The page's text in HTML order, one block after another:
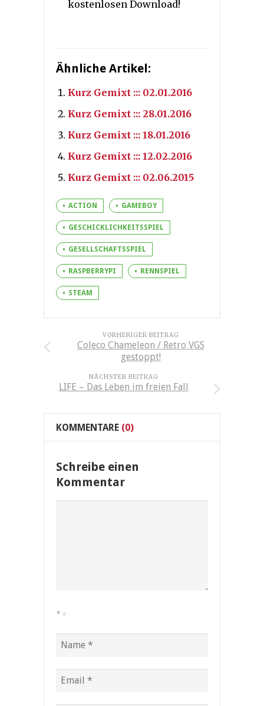
kostenlosen Download!
Ähnliche Artikel:
Kurz Gemixt ::: 02.01.2016
Kurz Gemixt ::: 28.01.2016
Kurz Gemixt ::: 18.01.2016
Kurz Gemixt ::: 12.02.2016
Kurz Gemixt ::: 02.06.2015
ACTION GAMEBOY
GESCHICKLICHKEITSSPIEL
GESELLSCHAFTSSPIEL
RASPBERRYPI RENNSPIEL
STEAM
VORHERIGER BEITRAG
Coleco Chameleon / Retro VGS
gestoppt!
NÄCHSTER BEITRAG
LIFE – Das Leben im freien Fall
KOMMENTARE (0)
Schreibe einen
Kommentar
* =